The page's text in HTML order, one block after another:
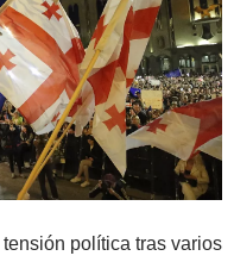
política tras varios